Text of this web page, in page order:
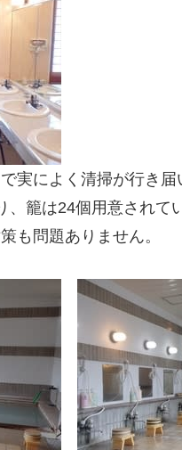
実によく清掃が行き
、籠は24個用意されて
も問題ありません。